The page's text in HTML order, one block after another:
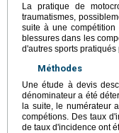
La pratique de
traumatismes,
suite à une
blessures dans les
d'autres sports
Méthodes
Une étude à devis
dénominateur a été
la suite, le numérateur
compétions. Des taux
de taux d'incidence ont